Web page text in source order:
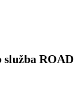
služba ROAD